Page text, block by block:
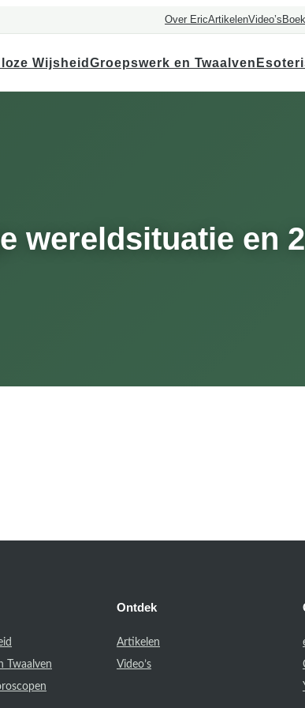
Over EricArtikelenVideo’s
WijsheidGroepswerk en Twaalven
wereldsituatie en
Twaalven
Ontdek
Artikelen
Video’s